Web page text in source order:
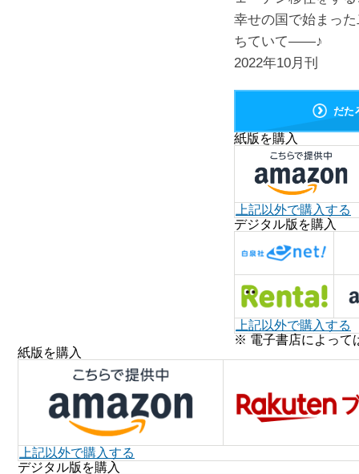
幸せの国で始まっ
ちていて――♪
2022年10月刊
だた
紙版を購入
上記以外で購入する
デジタル版を購入
上記以外で購入する
※ 電子書店によって
紙版を購入
上記以外で購入する
デジタル版を購入